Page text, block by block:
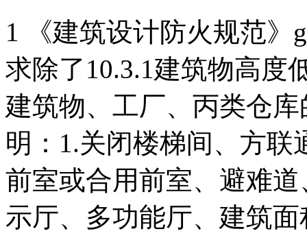
1 《建筑设计防火规范》
求除了10.3.1建筑物高度
建筑物、工厂、丙类仓
明：1.关闭楼梯间、方
前室或合用前室、避难
示厅、多功能厅、建筑